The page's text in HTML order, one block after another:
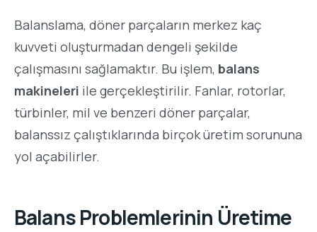
Balanslama, döner parçaların merkez kaç
kuvveti oluşturmadan dengeli şekilde
çalışmasını sağlamaktır. Bu işlem, balans
makineleri ile gerçekleştirilir. Fanlar, rotorlar,
türbinler, mil ve benzeri döner parçalar,
balanssız çalıştıklarında birçok üretim sorununa
yol açabilirler.
Balans Problemlerinin Üretime